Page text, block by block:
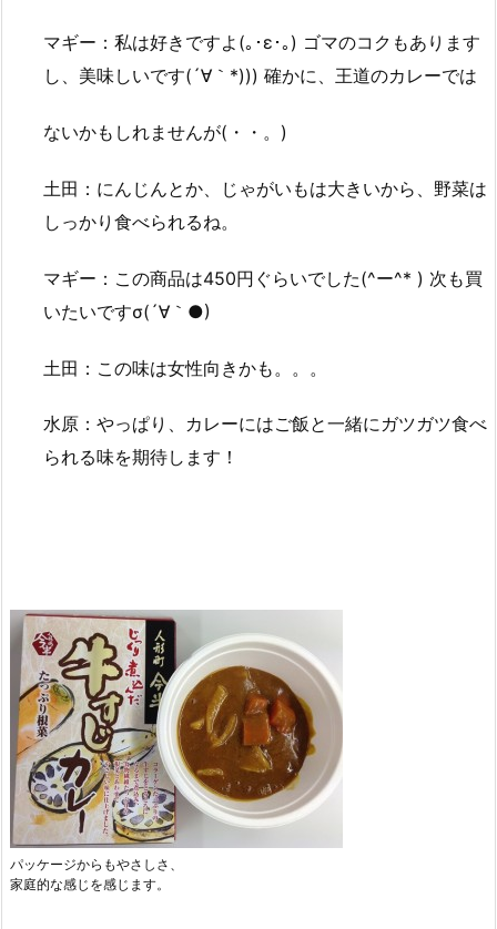
マギー：私は好きですよ(｡･ε･｡) ゴマのコクもあります
し、美味しいです(´∀｀*))) 確かに、王道のカレーでは
ないかもしれませんが(・・。)
土田：にんじんとか、じゃがいもは大きいから、野菜は
しっかり食べられるね。
マギー：この商品は450円ぐらいでした(^ー^* ) 次も買
いたいですσ(´∀｀●)
土田：この味は女性向きかも。。。
水原：やっぱり、カレーにはご飯と一緒にガツガツ食べ
られる味を期待します！
パッケージからもやさしさ、
家庭的な感じを感じます。